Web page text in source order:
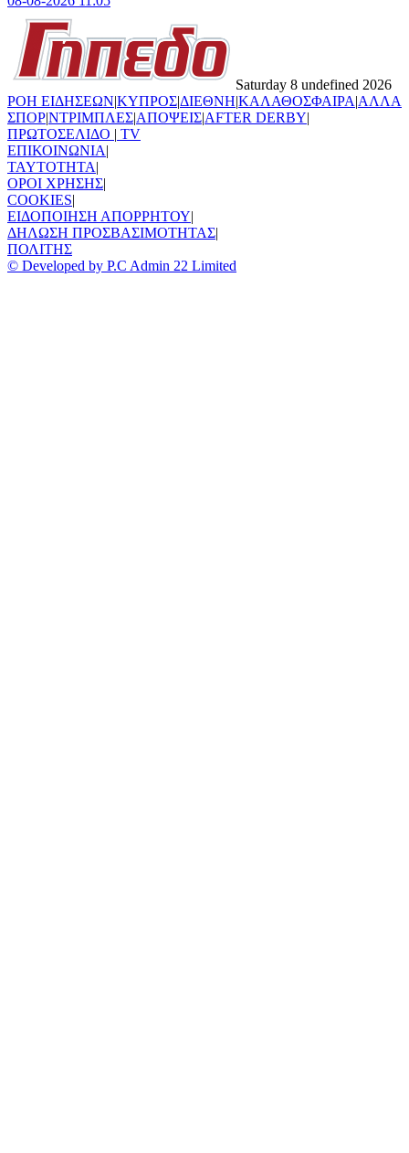
Saturday 8 undefined 2026
ΡΟΗ ΕΙΔΗΣΕΩΝ|ΚΥΠΡΟΣ|ΔΙΕΘΝΗ|ΚΑΛΑΘΟΣΦΑΙΡΑ|ΑΛΛΑ
ΣΠΟΡ|ΝΤΡΙΜΠΛΕΣ|ΑΠΟΨΕΙΣ|AFTER DERBY|
ΠΡΩΤΟΣΕΛΙΔΟ | TV
ΕΠΙΚΟΙΝΩΝΙΑ|
TAYTOTHTA|
ΟΡΟΙ ΧΡΗΣΗΣ|
COOKIES|
ΕΙΔΟΠΟΙΗΣΗ ΑΠΟΡΡΗΤΟΥ|
ΔΗΛΩΣΗ ΠΡΟΣΒΑΣΙΜΟΤΗΤΑΣ|
ΠΟΛΙΤΗΣ
© Developed by P.C Admin 22 Limited